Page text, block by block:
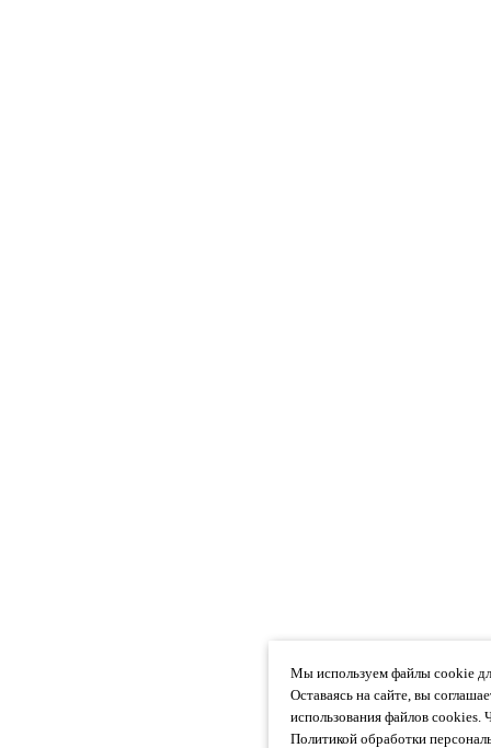
Мы используем файлы cookie
Оставаясь на сайте, вы
использования файлов cookies.
Политикой обработки